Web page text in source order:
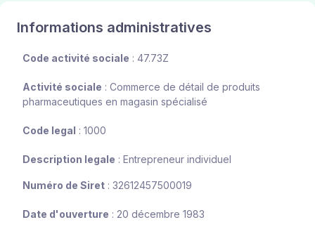
Informations administratives
Code activité sociale : 47.73Z
Activité sociale : Commerce de détail de produits
pharmaceutiques en magasin spécialisé
Code legal : 1000
Description legale : Entrepreneur individuel
Numéro de Siret : 32612457500019
Date d'ouverture : 20 décembre 1983